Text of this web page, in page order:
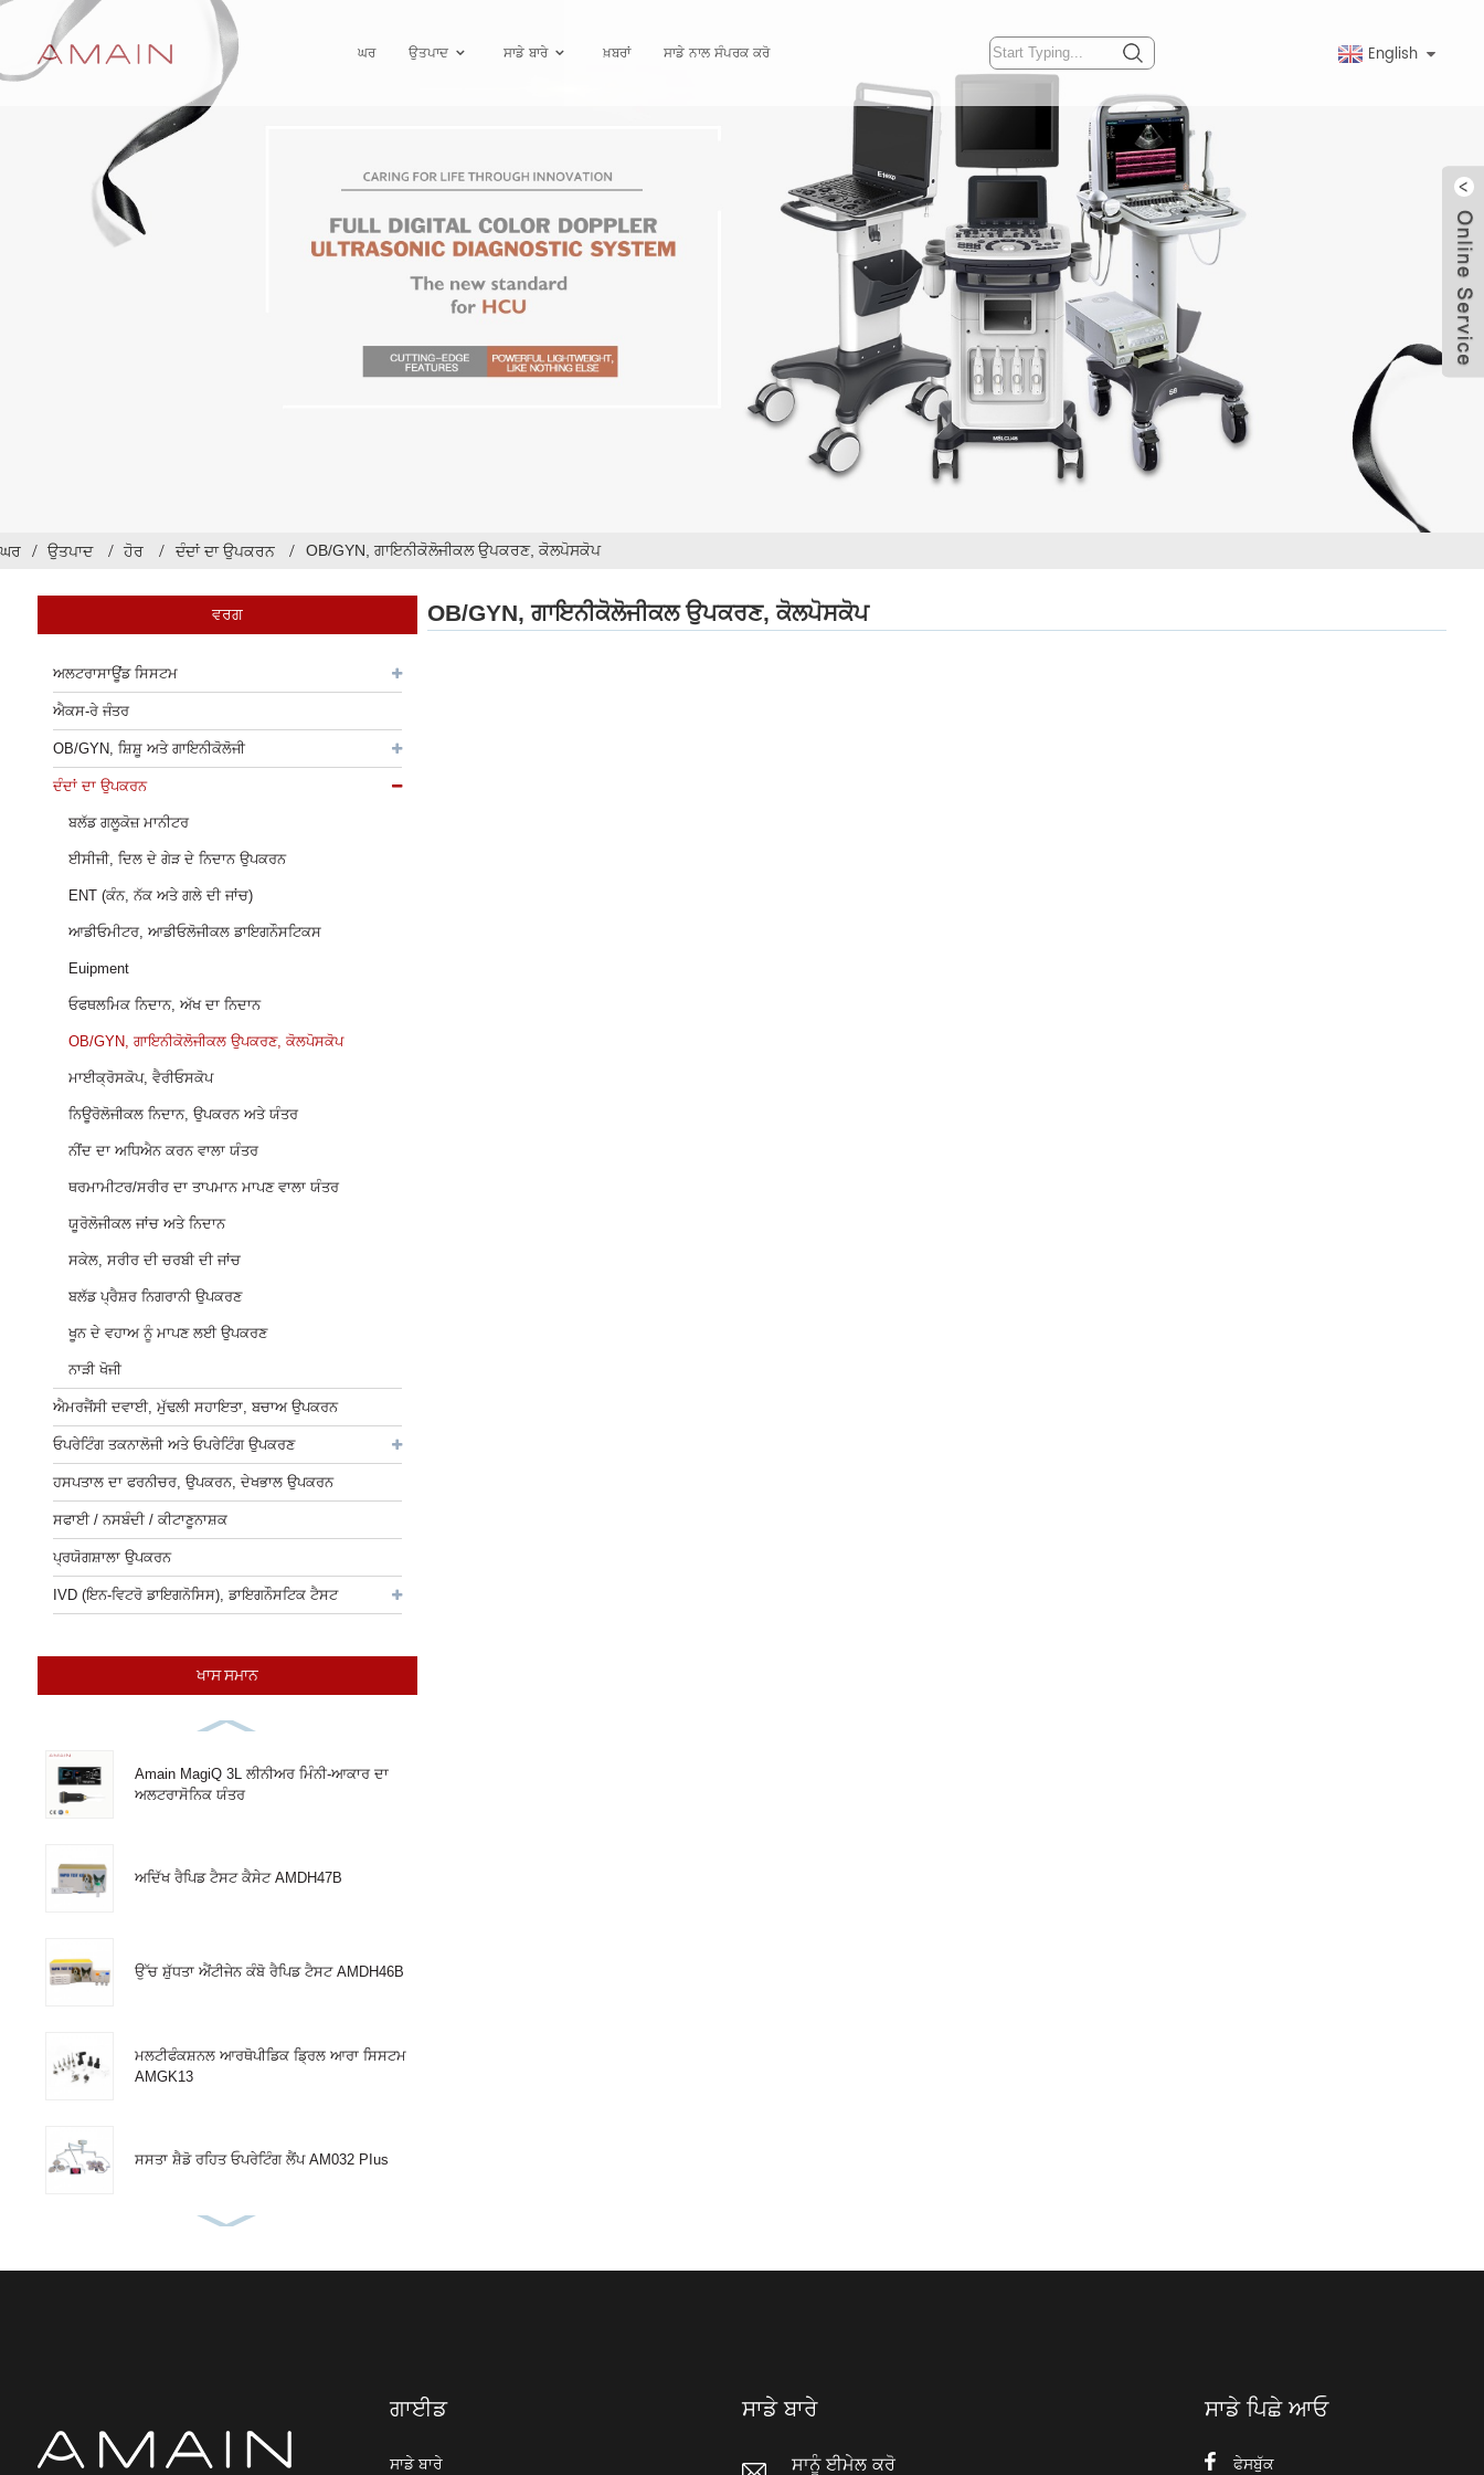
ਘਰ ਉਤਪਾਦ ਸਾਡੇ ਬਾਰੇ ਖ਼ਬਰਾਂ ਸਾਡੇ ਨਾਲ ਸੰਪਰਕ ਕਰੋ English
ਘਰ ਉਤਪਾਦ ਹੋਰ ਦੰਦਾਂ ਦਾ ਉਪਕਰਨ OB/GYN, ਗਾਇਨੀਕੋਲੋਜੀਕਲ ਉਪਕਰਣ, ਕੋਲਪੋਸਕੋਪ
ਵਰਗ
ਅਲਟਰਾਸਾਊਂਡ ਸਿਸਟਮ
ਐਕਸ-ਰੇ ਜੰਤਰ
OB/GYN, ਸ਼ਿਸ਼ੂ ਅਤੇ ਗਾਇਨੀਕੋਲੋਜੀ
ਦੰਦਾਂ ਦਾ ਉਪਕਰਨ
ਬਲੱਡ ਗਲੂਕੋਜ਼ ਮਾਨੀਟਰ
ਈਸੀਜੀ, ਦਿਲ ਦੇ ਗੇੜ ਦੇ ਨਿਦਾਨ ਉਪਕਰਨ
ENT (ਕੰਨ, ਨੱਕ ਅਤੇ ਗਲੇ ਦੀ ਜਾਂਚ)
ਆਡੀਓਮੀਟਰ, ਆਡੀਓਲੋਜੀਕਲ ਡਾਇਗਨੌਸਟਿਕਸ
Euipment
ਓਫਥਲਮਿਕ ਨਿਦਾਨ, ਅੱਖ ਦਾ ਨਿਦਾਨ
OB/GYN, ਗਾਇਨੀਕੋਲੋਜੀਕਲ ਉਪਕਰਣ, ਕੋਲਪੋਸਕੋਪ
ਮਾਈਕ੍ਰੋਸਕੋਪ, ਵੈਰੀਓਸਕੋਪ
ਨਿਊਰੋਲੋਜੀਕਲ ਨਿਦਾਨ, ਉਪਕਰਨ ਅਤੇ ਯੰਤਰ
ਨੀਂਦ ਦਾ ਅਧਿਐਨ ਕਰਨ ਵਾਲਾ ਯੰਤਰ
ਥਰਮਾਮੀਟਰ/ਸਰੀਰ ਦਾ ਤਾਪਮਾਨ ਮਾਪਣ ਵਾਲਾ ਯੰਤਰ
ਯੂਰੋਲੋਜੀਕਲ ਜਾਂਚ ਅਤੇ ਨਿਦਾਨ
ਸਕੇਲ, ਸਰੀਰ ਦੀ ਚਰਬੀ ਦੀ ਜਾਂਚ
ਬਲੱਡ ਪ੍ਰੈਸ਼ਰ ਨਿਗਰਾਨੀ ਉਪਕਰਣ
ਖੂਨ ਦੇ ਵਹਾਅ ਨੂੰ ਮਾਪਣ ਲਈ ਉਪਕਰਣ
ਨਾੜੀ ਖੋਜੀ
ਐਮਰਜੈਂਸੀ ਦਵਾਈ, ਮੁੱਢਲੀ ਸਹਾਇਤਾ, ਬਚਾਅ ਉਪਕਰਨ
ਓਪਰੇਟਿੰਗ ਤਕਨਾਲੋਜੀ ਅਤੇ ਓਪਰੇਟਿੰਗ ਉਪਕਰਣ
ਹਸਪਤਾਲ ਦਾ ਫਰਨੀਚਰ, ਉਪਕਰਨ, ਦੇਖਭਾਲ ਉਪਕਰਨ
ਸਫਾਈ / ਨਸਬੰਦੀ / ਕੀਟਾਣੂਨਾਸ਼ਕ
ਪ੍ਰਯੋਗਸ਼ਾਲਾ ਉਪਕਰਨ
IVD (ਇਨ-ਵਿਟਰੋ ਡਾਇਗਨੋਸਿਸ), ਡਾਇਗਨੌਸਟਿਕ ਟੈਸਟ
ਖਾਸ ਸਮਾਨ
Amain MagiQ 3L ਲੀਨੀਅਰ ਮਿੰਨੀ-ਆਕਾਰ ਦਾ
ਅਲਟਰਾਸੋਨਿਕ ਯੰਤਰ
ਅਦਿੱਖ ਰੈਪਿਡ ਟੈਸਟ ਕੈਸੇਟ AMDH47B
ਉੱਚ ਸ਼ੁੱਧਤਾ ਐਂਟੀਜੇਨ ਕੰਬੋ ਰੈਪਿਡ ਟੈਸਟ AMDH46B
ਮਲਟੀਫੰਕਸ਼ਨਲ ਆਰਥੋਪੀਡਿਕ ਡ੍ਰਿਲ ਆਰਾ ਸਿਸਟਮ
AMGK13
ਸਸਤਾ ਸ਼ੈਡੋ ਰਹਿਤ ਓਪਰੇਟਿੰਗ ਲੈਂਪ AM032 PIus
ਬਹੁਮੁਖੀ ਐਪਲੀਕੇਸ਼ਨ ਓਲੰਪਸ ਬਾਇਓਲਾਜੀਕਲ
ਮਾਈਕ੍ਰੋਸਕੋਪ...
OB/GYN, ਗਾਇਨੀਕੋਲੋਜੀਕਲ ਉਪਕਰਣ, ਕੋਲਪੋਸਕੋਪ
ਗਾਈਡ
ਸਾਡੇ ਬਾਰੇ
ਸਾਡੇ ਬਾਰੇ
ਸਾਨੂੰ ਈਮੇਲ ਕਰੋ
ਸਾਡੇ ਪਿਛੇ ਆਓ
ਫੇਸਬੁੱਕ